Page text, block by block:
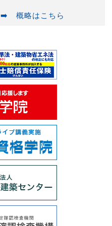
➡️ 概略はこちら